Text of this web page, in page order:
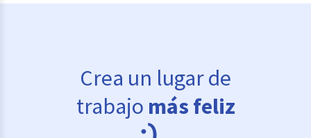
Crea un lugar de
trabajo más feliz